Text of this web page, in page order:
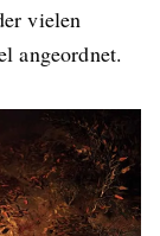
vielen
angeordnet.